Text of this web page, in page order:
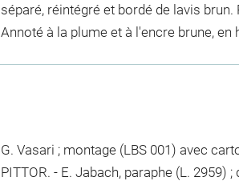
séparé, réintégré et bordé de lavis
Annoté à la plume et à l'encre brune, en
G. Vasari ; montage (LBS 001) avec
PITTOR. - E. Jabach, paraphe (L. 2959)